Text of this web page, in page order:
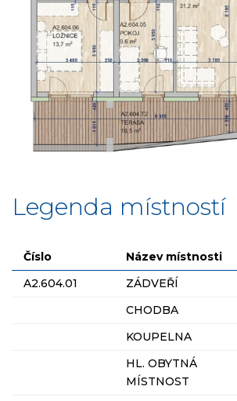
Legenda místností
Číslo Název místnosti
A2.604.01 ZÁDVEŘÍ
CHODBA
KOUPELNA
HL. OBYTNÁ
MÍSTNOST